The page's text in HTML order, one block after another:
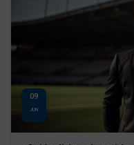
09
JUN